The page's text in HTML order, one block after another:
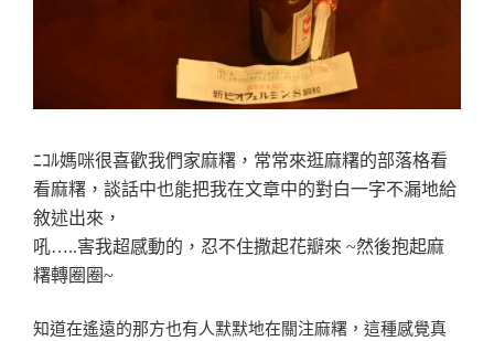
ﾆｺﾙ媽咪很喜歡我們家麻糬，常常來逛麻糬的部落格看
看麻糬，談話中也能把我在文章中的對白一字不漏地給
敘述出來，
吼…..害我超感動的，忍不住撒起花瓣來 ~然後抱起麻
糬轉圈圈~
知道在遙遠的那方也有人默默地在關注麻糬，這種感覺真